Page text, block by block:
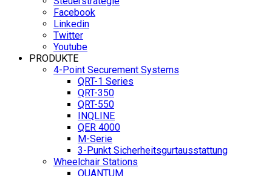
Facebook
Linkedin
Twitter
Youtube
PRODUKTE
4-Point Securement Systems
QRT-1 Series
QRT-350
QRT-550
INQLINE
QER 4000
M-Serie
3-Punkt Sicherheitsgurtausstattung
Wheelchair Stations
QUANTUM